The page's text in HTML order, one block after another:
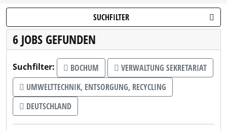
SUCHFILTER
6 JOBS GEFUNDEN
Suchfilter: BOCHUM
VERWALTUNG SEKRETARIAT
UMWELTTECHNIK, ENTSORGUNG, RECYCLING
DEUTSCHLAND